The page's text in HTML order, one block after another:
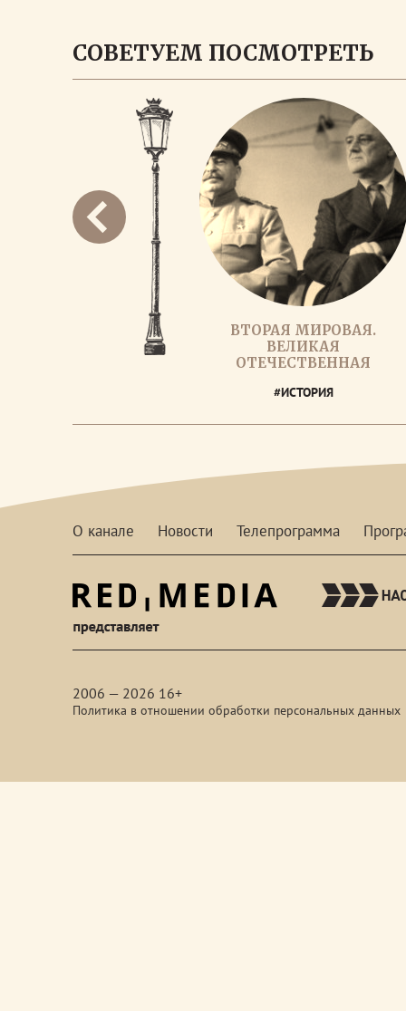
СОВЕТУЕМ ПОСМОТРЕТЬ
ВТОРАЯ МИРОВАЯ.
ВЕЛИКАЯ
ОТЕЧЕСТВЕННАЯ
#ИСТОРИЯ
О канале Новости Телепрограмма
2006 — 2026 16+
Политика в отношении обработки персональных данных